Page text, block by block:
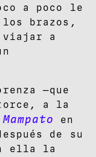
a poco le
los brazos,
viajar a
—que
a la
Mampato
en
de su
ella la